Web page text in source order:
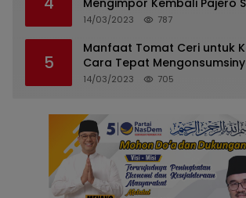
Mengimpor Kembali Pajero
14/03/2023 787
5
Manfaat Tomat Ceri untuk
Cara Tepat
14/03/2023 705